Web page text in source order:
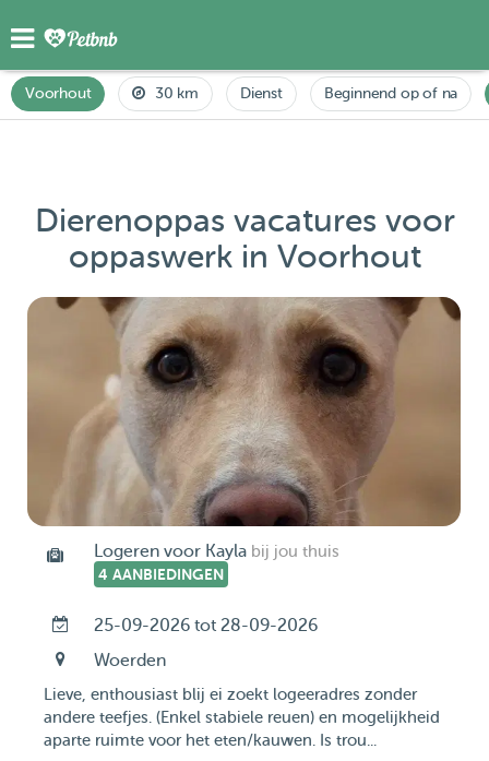
Voorhout 30 km Dienst Beginnend op of na
Dierenoppas vacatures voor
oppaswerk in Voorhout
Logeren voor Kayla bij jou thuis
4 AANBIEDINGEN
25-09-2026 tot 28-09-2026
Woerden
Lieve, enthousiast blij ei zoekt logeeradres zonder
andere teefjes. (Enkel stabiele reuen) en mogelijkheid
aparte ruimte voor het eten/kauwen. Is trou...